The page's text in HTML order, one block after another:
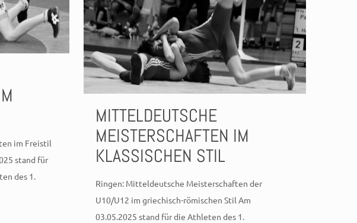
im Freistil
stand für
des 1.
MITTELDEUTSCHE
MEISTERSCHAFTEN IM
KLASSISCHEN STIL
Ringen: Mitteldeutsche Meisterschaften der
U10/U12 im griechisch-römischen Stil Am
03.05.2025 stand für die Athleten des 1.